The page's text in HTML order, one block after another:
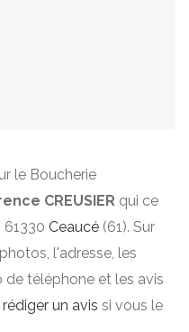
le Boucherie
CREUSIER qui ce
61330 Ceaucé (61). Sur
l'adresse, les
de téléphone et les avis
rédiger un avis si vous le